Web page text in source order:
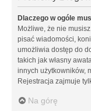
Dlaczego w ogóle
Możliwe, że nie
pisać wiadomości,
umożliwia dostęp do
takich jak własny
innych użytkowników,
Rejestracja zajmuje
Na górę